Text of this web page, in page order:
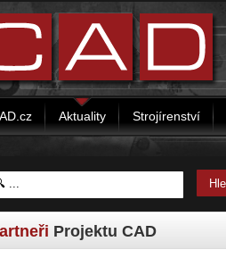
Aktuality Strojírenství
Projektu CAD